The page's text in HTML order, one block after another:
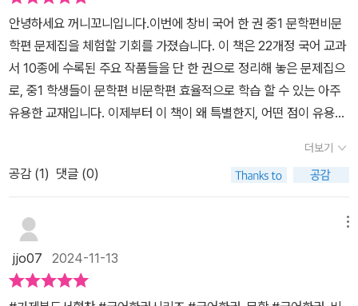
안녕하세요 꺼니꼬니입니다.​이번에 창비 국어 한 권 중1 문학편비문
학편 문제집을 체험할 기회를 가졌습니다. ​이 책은 22개정 국어 교과
서 10종에 수록된 주요 작품들을 단 한 권으로 정리해 놓은 문제집으
로, 중1 학생들이 문학편 비문학편 효율적으로 학습 할 수 있는 아주
유용한 교재입니다. ​이제부터 이 책이 왜 특별한지, 어떤 점이 유용했
에 수록된 주요 작품들을 한 권에 정리한 점이 가장 큰 특징입니다. ​중
1 학생들이 학기 중에 배우는 다양한 문학 작품과 비문학 지문을 국어
한 권으로 체계적으로 학습할 수 있어, 교과서 내용을 놓치지 않고 빠
르게 복습할 수 있었습니다.​문학편과 비문학편을 고루 다루고 있어
니다. ​문학에서는 시, 소설, 수필 등을 다루고, 비문학에서는 다양한
지문을 통해 논리적 독해력을 기를 수 있습니다. ​각 단원 끝에 나오는
더보기
공감 (1) 댓글 (0)
jjo07 2024-11-13